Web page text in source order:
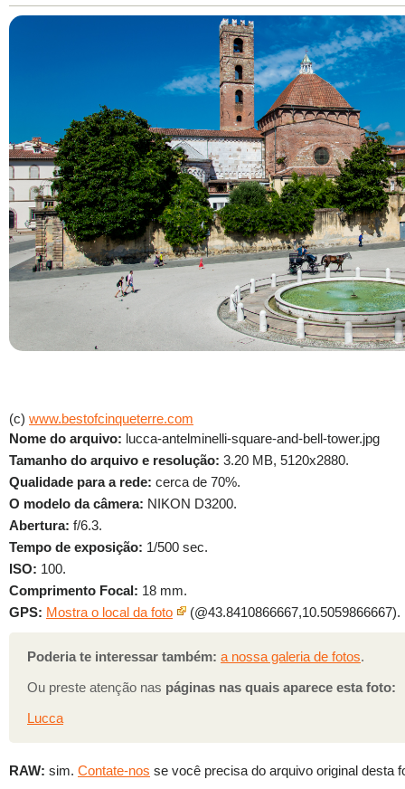
(c) www.bestofcinqueterre.com
Nome do arquivo: lucca-antelminelli-square-and-bell-tower.jpg
Tamanho do arquivo e resolução: 3.20 MB, 5120x2880.
Qualidade para a rede: cerca de 70%.
O modelo da câmera: NIKON D3200.
Abertura: f/6.3.
Tempo de exposição: 1/500 sec.
ISO: 100.
Comprimento Focal: 18 mm.
GPS: Mostra o local da foto (@43.8410866667,10.5059866667).
Poderia te interessar também: a nossa galeria de fotos.
Ou preste atenção nas páginas nas quais aparece esta foto:
Lucca
RAW: sim. Contate-nos se você precisa do arquivo original desta